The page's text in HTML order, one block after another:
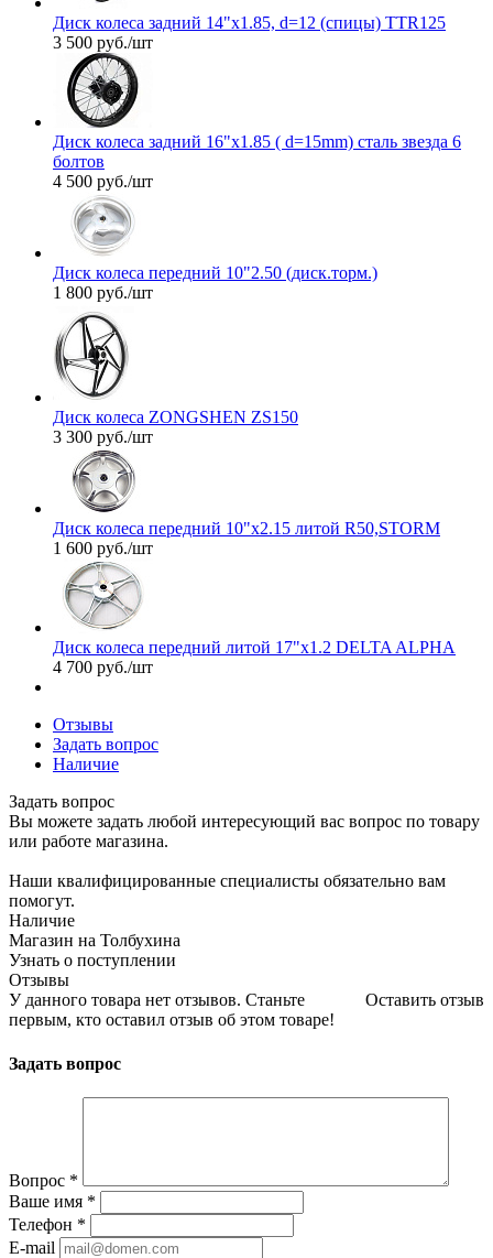
Диск колеса задний 14"х1.85, d=12 (спицы) TTR125
3 500 руб./шт
Диск колеса задний 16"х1.85 ( d=15mm) сталь звезда 6
болтов
4 500 руб./шт
Диск колеса передний 10"2.50 (диск.торм.)
1 800 руб./шт
Диск колеса ZONGSHEN ZS150
3 300 руб./шт
Диск колеса передний 10"х2.15 литой R50,STORM
1 600 руб./шт
Диск колеса передний литой 17"х1.2 DELTA ALPHA
4 700 руб./шт
Отзывы
Задать вопрос
Наличие
Задать вопрос
Вы можете задать любой интересующий вас вопрос по товару
или работе магазина.
Наши квалифицированные специалисты обязательно вам
помогут.
Наличие
Магазин на Толбухина
Узнать о поступлении
Отзывы
Оставить отзыв
У данного товара нет отзывов. Станьте
первым, кто оставил отзыв об этом товаре!
Задать вопрос
Вопрос *
Ваше имя *
Телефон *
E-mail